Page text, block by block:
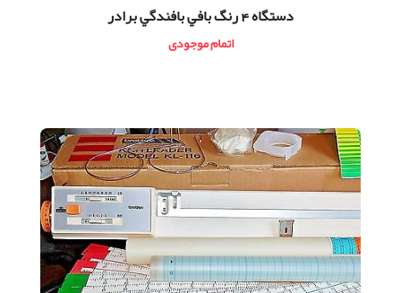
دستگاه 4 رنگ بافي بافندگي برادر
اتمام موجودی